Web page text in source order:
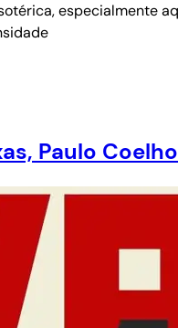
especialmente
Paulo